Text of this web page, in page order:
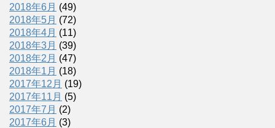
2018年6月 (49)
2018年5月 (72)
2018年4月 (11)
2018年3月 (39)
2018年2月 (47)
2018年1月 (18)
2017年12月 (19)
2017年11月 (5)
2017年7月 (2)
2017年6月 (3)